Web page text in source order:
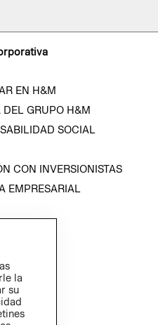
EN H&M
DEL GRUPO H&M
SOCIAL
CON INVERSIONISTAS
EMPRESARIAL
la
su